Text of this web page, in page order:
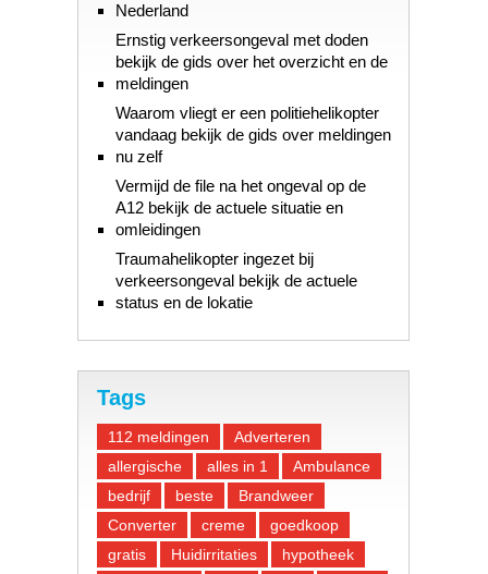
Nederland
Ernstig verkeersongeval met doden
bekijk de gids over het overzicht en de
meldingen
Waarom vliegt er een politiehelikopter
vandaag bekijk de gids over meldingen
nu zelf
Vermijd de file na het ongeval op de
A12 bekijk de actuele situatie en
omleidingen
Traumahelikopter ingezet bij
verkeersongeval bekijk de actuele
status en de lokatie
Tags
112 meldingen
Adverteren
allergische
alles in 1
Ambulance
bedrijf
beste
Brandweer
Converter
creme
goedkoop
gratis
Huidirritaties hypotheek